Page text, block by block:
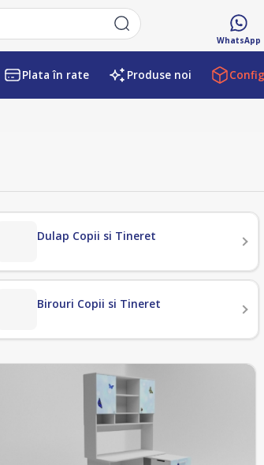
WhatsApp
Plata în rate Produse noi
Dulap Copii si Tineret
Birouri Copii si Tineret